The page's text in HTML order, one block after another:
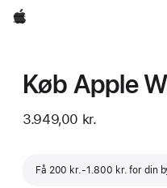
Apple
Køb Apple
3.949,00 kr.
Få 200 kr.-1.800 kr. for din